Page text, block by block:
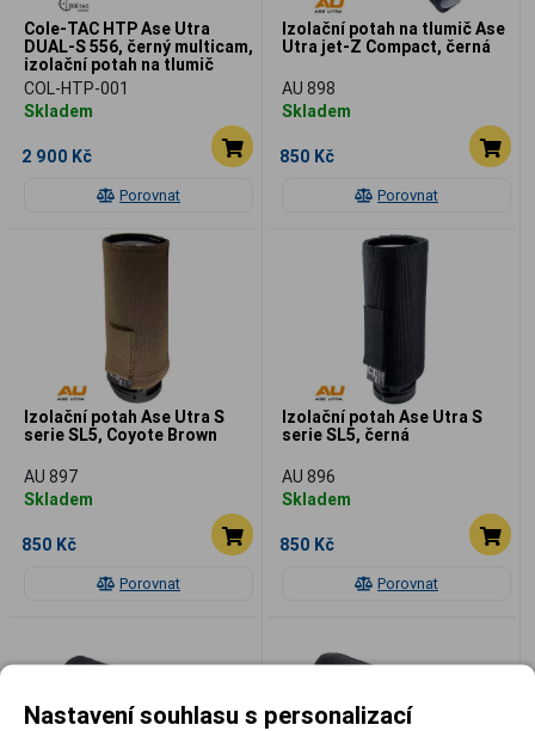
Porovnat
Cole-TAC HTP Ase Utra
DUAL-S 556, černý multicam,
izolační potah na tlumič
COL-HTP-001
Skladem
2 900 Kč
Porovnat
Izolační potah na tlumič Ase
Utra jet-Z Compact, černá
AU 898
Skladem
850 Kč
Porovnat
Izolační potah Ase Utra S
serie SL5, Coyote Brown
AU 897
Skladem
850 Kč
Porovnat
Izolační potah Ase Utra S
serie SL5, černá
AU 896
Skladem
850 Kč
Nastavení souhlasu s personalizací